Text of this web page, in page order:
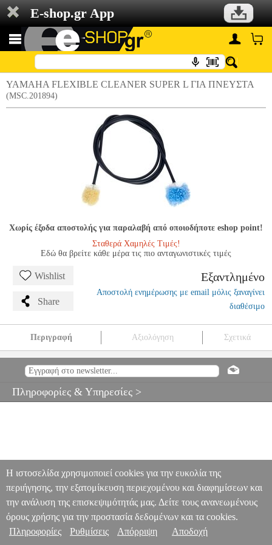
E-shop.gr App
YAMAHA FLEXIBLE CLEANER SUPER L ΓΙΑ ΠΝΕΥΣΤΑ
(MSC.201894)
Χωρίς έξοδα αποστολής για παραλαβή από οποιοδήποτε eshop point!
Σταθερά Χαμηλές Τιμές!
Εδώ θα βρείτε κάθε μέρα τις πιο ανταγωνιστικές τιμές
Wishlist
Share
Εξαντλημένο
Αποστολή ενημέρωσης με email μόλις ξαναγίνει
διαθέσιμο
Περιγραφή Αξιολόγηση Σχετικά
MSC.201894 MSC.201894
ΑΞΕΣΟΥΑΡ
ΠΝΕΥΣΤΑ
Πληροφορίες & Υπηρεσίες >
Η ιστοσελίδα χρησιμοποιεί cookies για την ευκολία της
περιήγησης, την εξατομίκευση περιεχομένου και διαφημίσεων και
την ανάλυση της επισκεψιμότητάς μας. Δείτε τους ανανεωμένους
όρους χρήσης για την προστασία δεδομένων και τα cookies.
Πληροφορίες
Ρυθμίσεις Απόρριψη Αποδοχή